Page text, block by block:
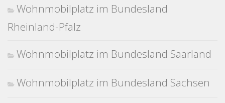
Wohnmobilplatz im Bundesland
Rheinland-Pfalz
Wohnmobilplatz im Bundesland Saarland
Wohnmobilplatz im Bundesland Sachsen